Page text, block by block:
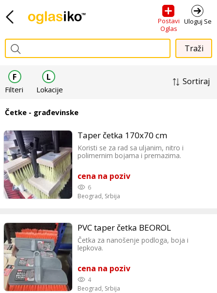
Postavi
Oglas
Uloguj Se
Sortiraj
F
Filteri
L
Lokacije
Četke - građevinske
Taper četka 170x70 cm
Koristi se za rad sa uljanim, nitro i
polimernim bojama i premazima.
cena na poziv
6
Beograd, Srbija
PVC taper četka BEOROL
Četka za nanošenje podloga, boja i
lepkova.
cena na poziv
4
Beograd, Srbija